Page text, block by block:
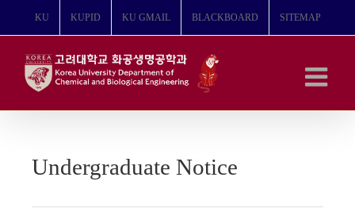
뛰
KU KUPID KU GMAIL BLACKBOARD SITEMAP
Undergraduate Notice